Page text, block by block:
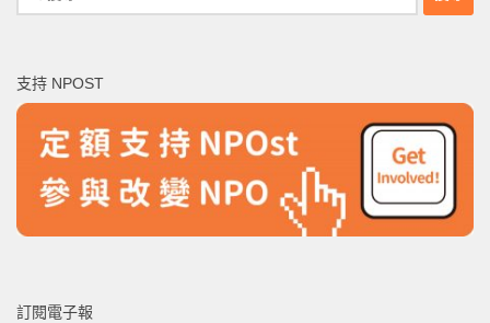
尋
字:
支持 NPOST
訂閱電子報